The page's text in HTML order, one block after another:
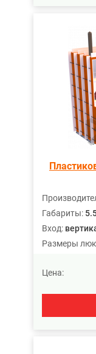
Габариты:
Вход:
Размеры
Цена: